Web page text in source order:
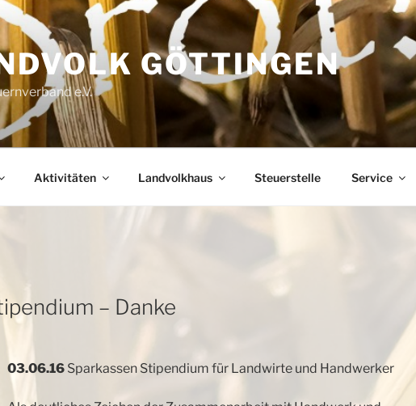
GÖTTINGEN
e.V.
Aktivitäten Landvolkhaus Steuerstelle Service
– Danke
03.06.16 Sparkassen Stipendium für Landwirte und Handwerker